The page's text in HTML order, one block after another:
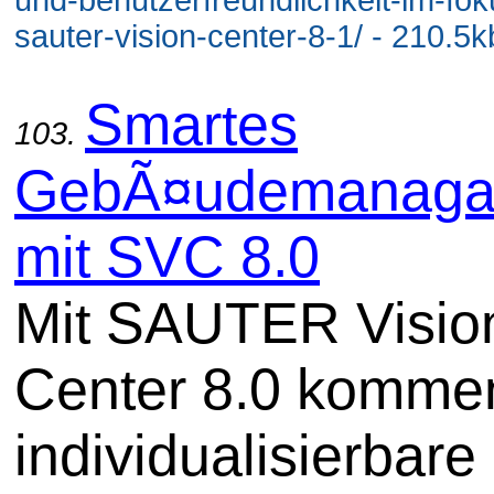
sauter-vision-center-8-1/ -
103. Smartes
mit SVC 8.0
Mit SAUTER
Center 8.0
individualisierbare